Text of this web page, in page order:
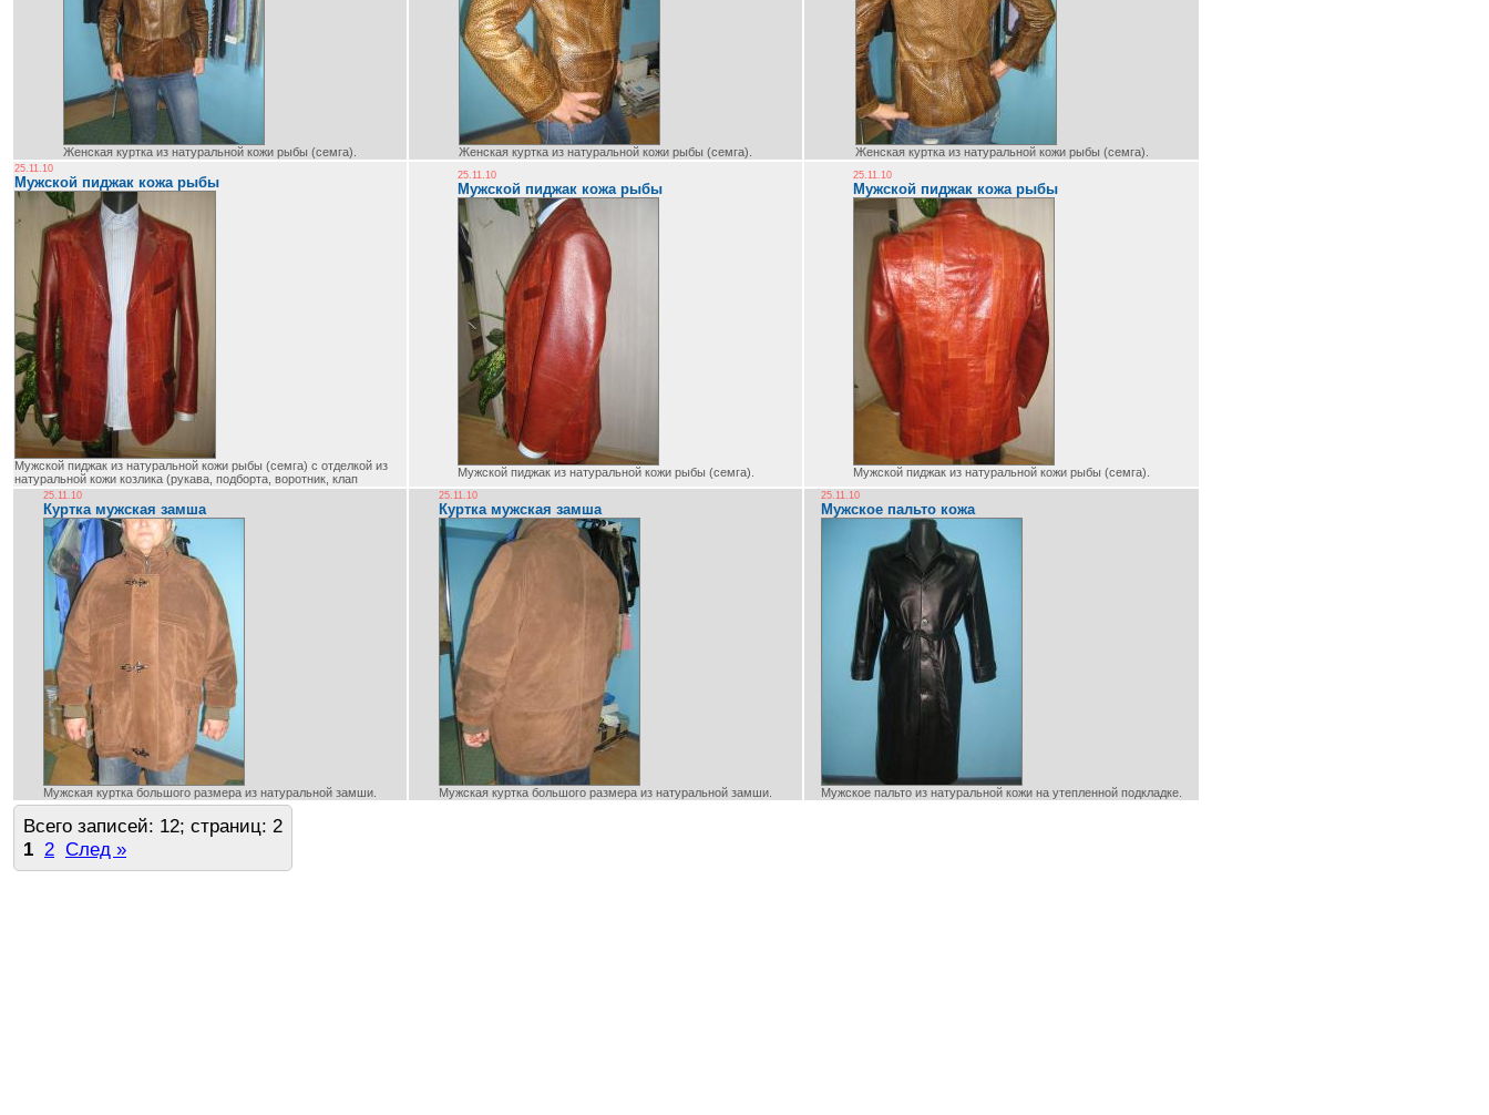
Женская куртка из натуральной кожи рыбы (семга). Женская куртка из натуральной кожи рыбы (семга). Женская куртка из натуральной кожи рыбы (семга).
25.11.10
Мужской пиджак кожа рыбы
Мужской пиджак из натуральной кожи рыбы (семга) с отделкой из
натуральной кожи козлика (рукава, подборта, воротник, клап
25.11.10
Мужской пиджак кожа рыбы
Мужской пиджак из натуральной кожи рыбы (семга).
25.11.10
Мужской пиджак кожа рыбы
Мужской пиджак из натуральной кожи рыбы (семга).
25.11.10
Куртка мужская замша
Мужская куртка большого размера из натуральной замши.
25.11.10
Куртка мужская замша
Мужская куртка большого размера из натуральной замши.
25.11.10
Мужское пальто кожа
Мужское пальто из натуральной кожи на утепленной подкладке.
Всего записей: 12; страниц: 2
1 2 След »